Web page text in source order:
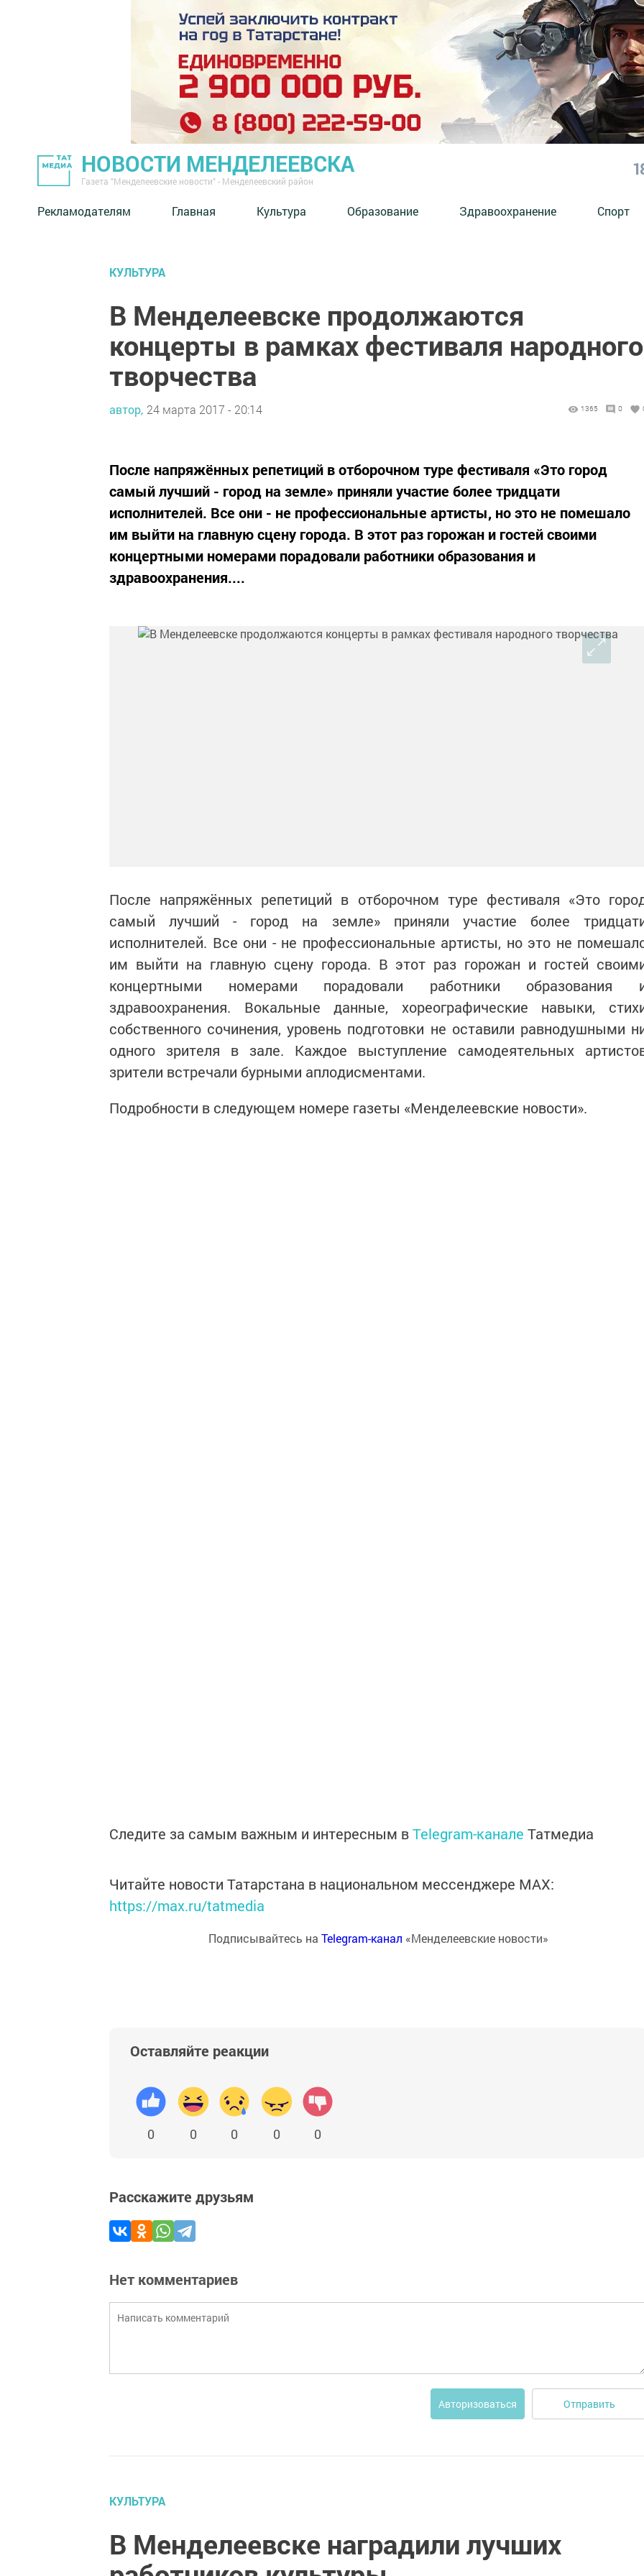
НОВОСТИ МЕНДЕЛЕЕВСКА
Газета "Менделеевские новости" - Менделеевский район
Рекламодателям Главная Культура Образование Здравоохранение Спорт
КУЛЬТУРА
В Менделеевске продолжаются
концерты в рамках фестиваля народного
творчества
автор, 24 марта 2017 - 20:14 1365 0
После напряжённых репетиций в отборочном туре фестиваля «Это город
самый лучший - город на земле» приняли участие более тридцати
исполнителей. Все они - не профессиональные артисты, но это не помешало
им выйти на главную сцену города. В этот раз горожан и гостей своими
концертными номерами порадовали работники образования и
здравоохранения....
После напряжённых репетиций в отборочном туре фестиваля «Это
самый лучший - город на земле» приняли участие более
исполнителей. Все они - не профессиональные артисты, но это не
им выйти на главную сцену города. В этот раз горожан и гостей
концертными номерами порадовали работники образования
здравоохранения. Вокальные данные, хореографические навыки,
собственного сочинения, уровень подготовки не оставили равнодушными
одного зрителя в зале. Каждое выступление самодеятельных
зрители встречали бурными аплодисментами.
Подробности в следующем номере газеты «Менделеевские новости».
Следите за самым важным и интересным вTelegram-канале Татмедиа
Читайте новости Татарстана в национальном мессенджере MАХ:
https://max.ru/tatmedia
Подписывайтесь на Telegram-канал «Менделеевские новости»
Оставляйте реакции
0 0 0 0 0
Расскажите друзьям
Нет комментариев
Авторизоваться Отправить
КУЛЬТУРА
В Менделеевске наградили лучших